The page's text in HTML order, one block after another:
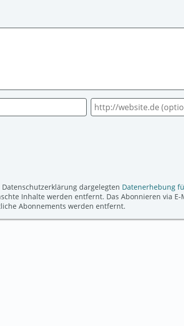
dargelegten Datenerhebung
Inhalte werden entfernt. Das Abonnieren via
Abonnements werden entfernt.